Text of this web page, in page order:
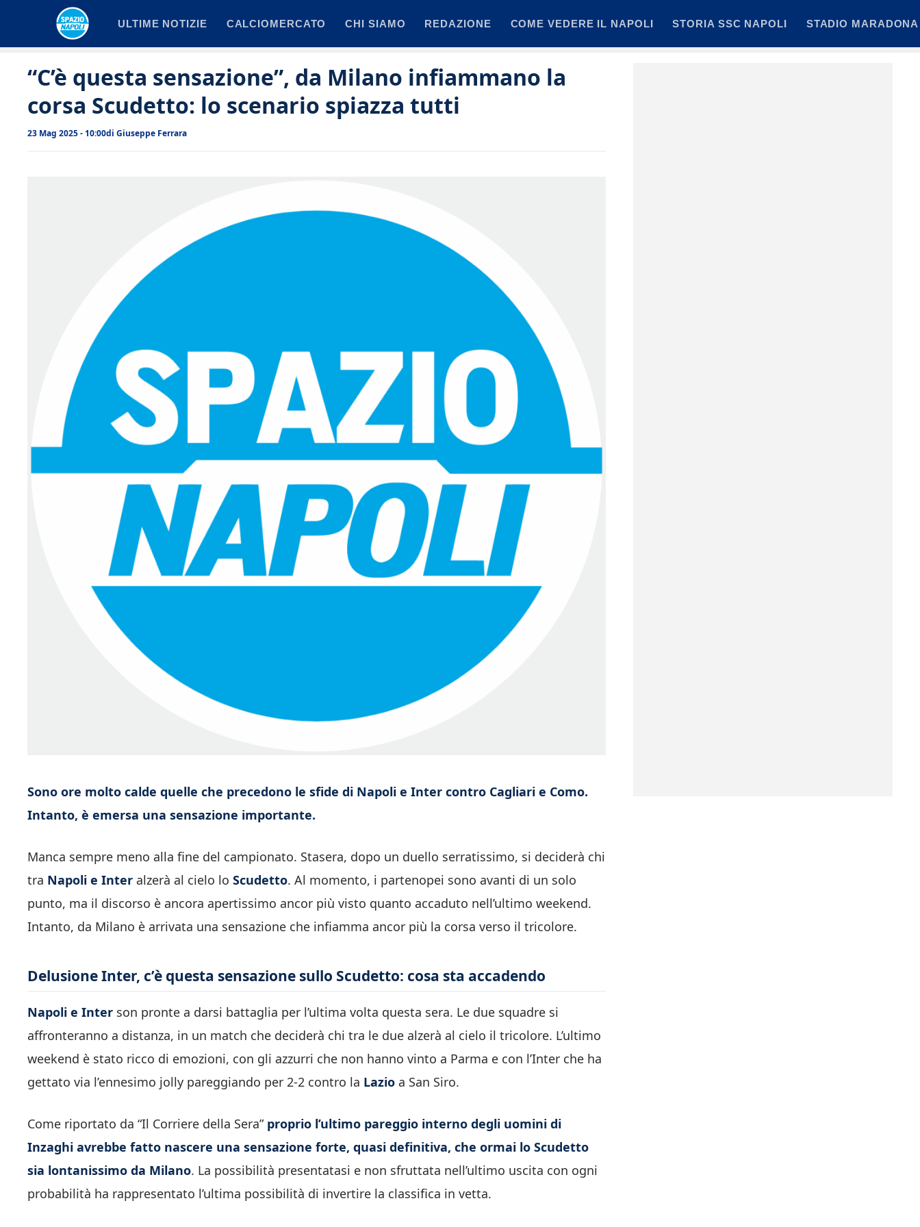
ULTIME NOTIZIE CALCIOMERCATO CHI SIAMO REDAZIONE COME VEDERE IL NAPOLI STORIA SSC NAPOLI STADIO MARADONA
“C’è questa sensazione”, da Milano infiammano la
corsa Scudetto: lo scenario spiazza tutti
23 Mag 2025 - 10:00di Giuseppe Ferrara
Sono ore molto calde quelle che precedono le sfide di Napoli e Inter contro Cagliari e Como.
Intanto, è emersa una sensazione importante.
Manca sempre meno alla fine del campionato. Stasera, dopo un duello serratissimo, si deciderà chi
tra Napoli e Inter alzerà al cielo lo Scudetto. Al momento, i partenopei sono avanti di un solo
punto, ma il discorso è ancora apertissimo ancor più visto quanto accaduto nell’ultimo weekend.
Intanto, da Milano è arrivata una sensazione che infiamma ancor più la corsa verso il tricolore.
Delusione Inter, c’è questa sensazione sullo Scudetto: cosa sta accadendo
Napoli e Inter son pronte a darsi battaglia per l’ultima volta questa sera. Le due squadre si
affronteranno a distanza, in un match che deciderà chi tra le due alzerà al cielo il tricolore. L’ultimo
weekend è stato ricco di emozioni, con gli azzurri che non hanno vinto a Parma e con l’Inter che ha
gettato via l’ennesimo jolly pareggiando per 2-2 contro la Lazio a San Siro.
Come riportato da “Il Corriere della Sera” proprio l’ultimo pareggio interno degli uomini di
Inzaghi avrebbe fatto nascere una sensazione forte, quasi definitiva, che ormai lo Scudetto
sia lontanissimo da Milano. La possibilità presentatasi e non sfruttata nell’ultimo uscita con ogni
probabilità ha rappresentato l’ultima possibilità di invertire la classifica in vetta.